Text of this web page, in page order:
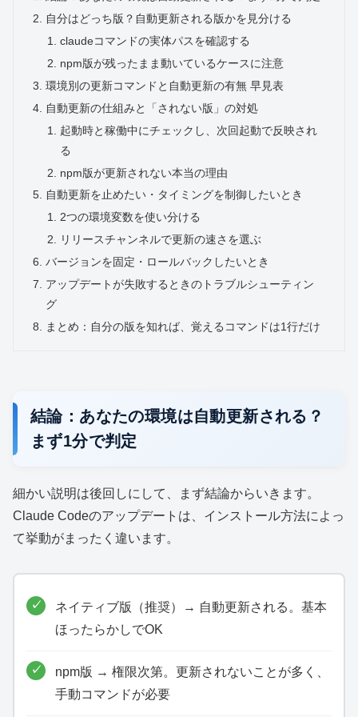
自分はどっち版？自動更新される版かを見分ける
claudeコマンドの実体パスを確認する
npm版が残ったまま動いているケースに注意
環境別の更新コマンドと自動更新の有無 早見表
自動更新の仕組みと「されない版」の対処
起動時と稼働中にチェックし、次回起動で反映され
る
npm版が更新されない本当の理由
自動更新を止めたい・タイミングを制御したいとき
2つの環境変数を使い分ける
リリースチャンネルで更新の速さを選ぶ
バージョンを固定・ロールバックしたいとき
アップデートが失敗するときのトラブルシューティン
グ
まとめ：自分の版を知れば、覚えるコマンドは1行だけ
結論：あなたの環境は自動更新される？
まず1分で判定
細かい説明は後回しにして、まず結論からいきます。
Claude Codeのアップデートは、インストール方法によっ
て挙動がまったく違います。
ネイティブ版（推奨）→ 自動更新される。基本
ほったらかしでOK
npm版 → 権限次第。更新されないことが多く、
手動コマンドが必要